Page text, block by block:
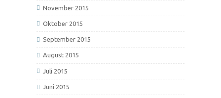
November 2015
Oktober 2015
September 2015
August 2015
Juli 2015
Juni 2015